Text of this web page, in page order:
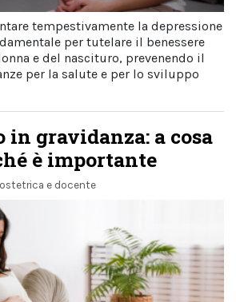
tempestivamente la depressione
per tutelare il benessere
e del nascituro, prevenendo il
per la salute e per lo sviluppo
in gravidanza: a cosa
è importante
e docente